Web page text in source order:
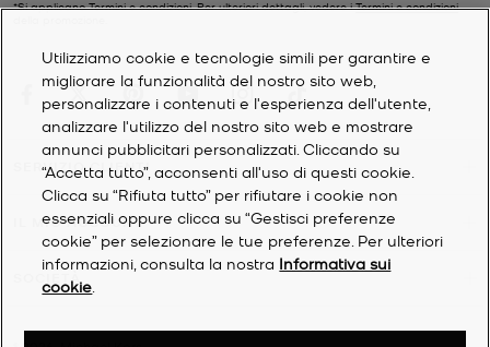
*Si applicano Termini e condizioni. Per ulteriori dettagli, vedere iTermini e condizioni
SERVIZIO CLIENTI
IL MIO ACCOUNT
SOCIETÀ
Utilizziamo cookie e tecnologie simili per garantire e
migliorare la funzionalità del nostro sito web,
personalizzare i contenuti e l'esperienza dell'utente,
analizzare l'utilizzo del nostro sito web e mostrare
annunci pubblicitari personalizzati. Cliccando su
“Accetta tutto”, acconsenti all'uso di questi cookie.
Clicca su “Rifiuta tutto” per rifiutare i cookie non
essenziali oppure clicca su “Gestisci preferenze
cookie” per selezionare le tue preferenze. Per ulteriori
informazioni, consulta la nostra Informativa sui
cookie